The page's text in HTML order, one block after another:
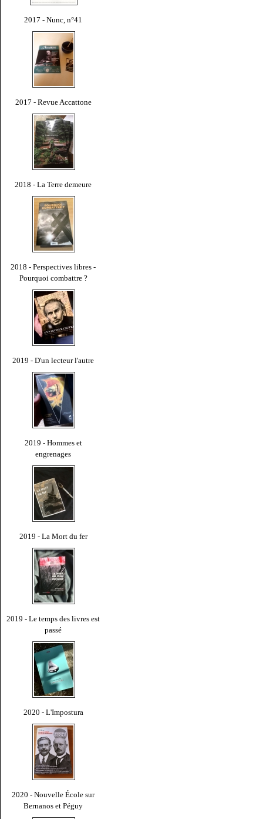
2017 - Nunc, n°41
2017 - Revue Accattone
2018 - La Terre demeure
2018 - Perspectives libres -
Pourquoi combattre ?
2019 - D'un lecteur l'autre
2019 - Hommes et
engrenages
2019 - La Mort du fer
2019 - Le temps des livres est
passé
2020 - L'Impostura
2020 - Nouvelle École sur
Bernanos et Péguy